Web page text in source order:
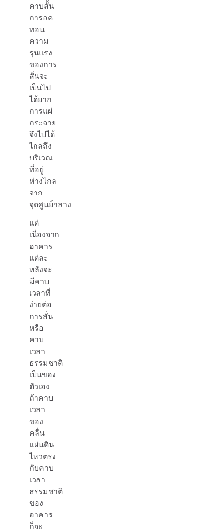
คาบสั้น
การลด
ทอน
ความ
รุนแรง
ของการ
สั่นจะ
เป็นไป
ได้ยาก
การแผ่
กระจาย
จึงไปได้
ไกลถึง
บริเวณ
ที่อยู่
ห่างไกล
จาก
จุดศูนย์กลาง
แต่
เนื่องจาก
อาคาร
แต่ละ
หลังจะ
มีคาบ
เวลาที่
ง่ายต่อ
การสั่น
หรือ
คาบ
เวลา
ธรรมชาติ
เป็นของ
ตัวเอง
ถ้าคาบ
เวลา
ของ
คลื่น
แผ่นดิน
ไหวตรง
กับคาบ
เวลา
ธรรมชาติ
ของ
อาคาร
ก็จะ